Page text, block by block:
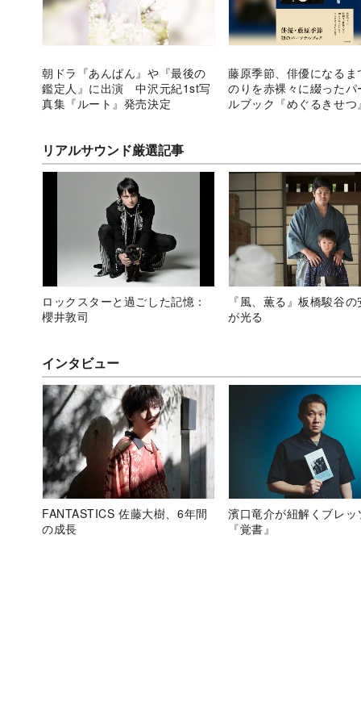
朝ドラ『あんぱん』や『最後の
鑑定人』に出演 中沢元紀1st写
真集『ルート』発売決定
藤原季節、俳優になるま
のりを赤裸々に綴ったパ
ルブック『めぐるきせつ
リアルサウンド厳選記事
ロックスターと過ごした記憶：
櫻井敦司
『風、薫る』板橋駿谷
が光る
インタビュー
FANTASTICS 佐藤大樹、6年間
の成長
濱口竜介が紐解くブレッ
『覚書』